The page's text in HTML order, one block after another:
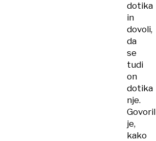
dotika
in
dovoli,
da
se
tudi
on
dotika
nje.
Govoril
je,
kako